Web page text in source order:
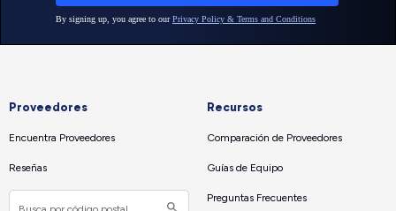
Proveedores
Encuentra Proveedores
Reseñas
Recursos
Comparación de Proveedores
Guías de Equipo
Preguntas Frecuentes